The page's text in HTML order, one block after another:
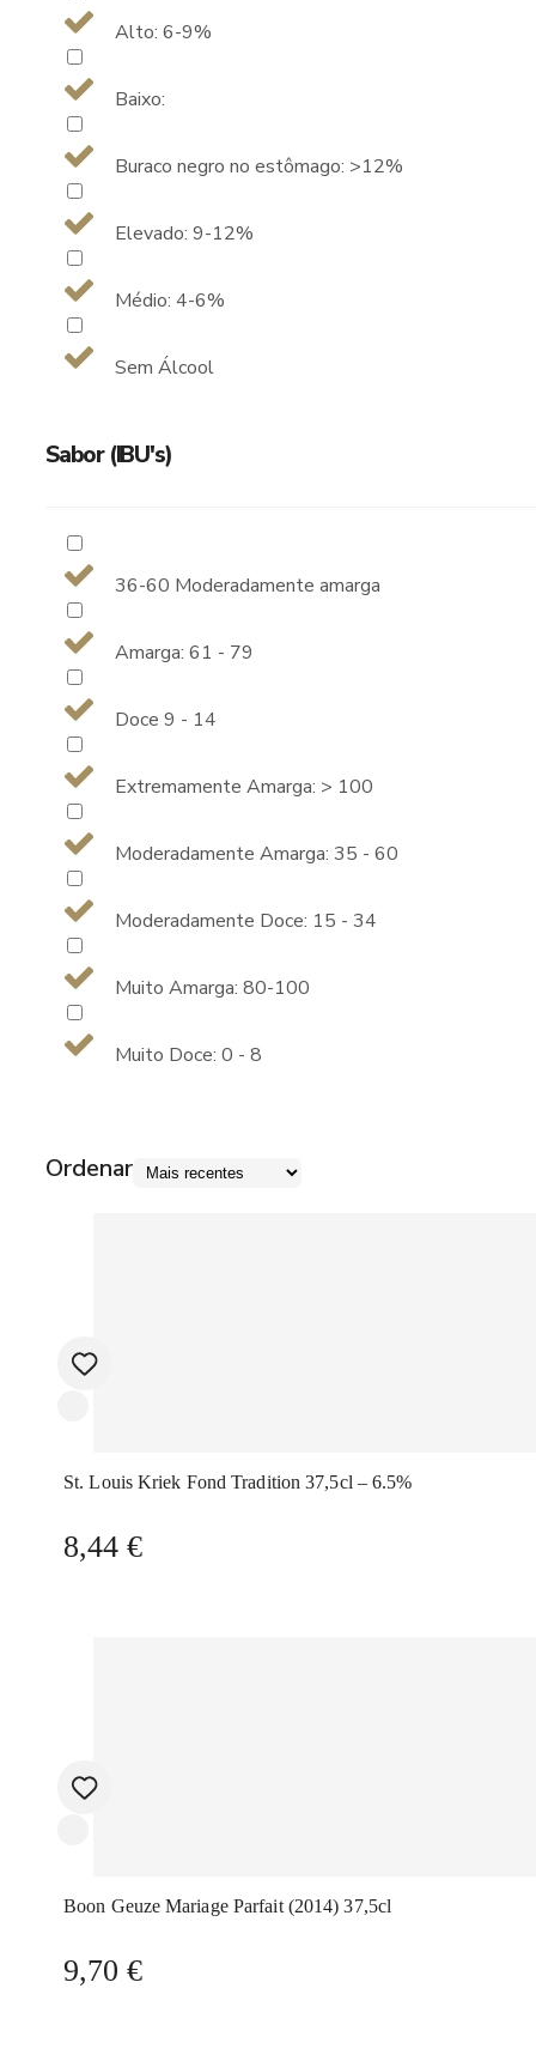
Alto: 6-9%
Baixo:
Buraco negro no estômago: >12%
Elevado: 9-12%
Médio: 4-6%
Sem Álcool
Sabor (IBU's)
36-60 Moderadamente amarga
Amarga: 61 - 79
Doce 9 - 14
Extremamente Amarga: > 100
Moderadamente Amarga: 35 - 60
Moderadamente Doce: 15 - 34
Muito Amarga: 80-100
Muito Doce: 0 - 8
Ordenar
St. Louis Kriek Fond Tradition 37,5cl – 6.5%
8,44 €
Boon Geuze Mariage Parfait (2014) 37,5cl
9,70 €